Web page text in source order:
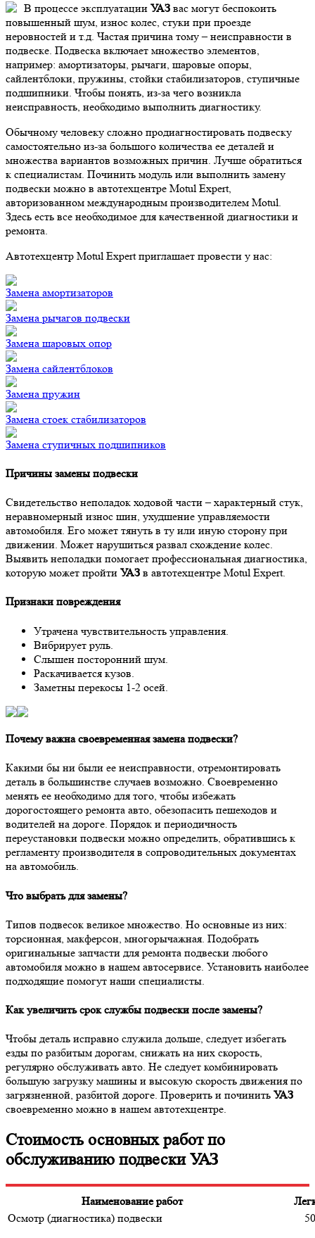
В процессе эксплуатации УАЗ вас могут беспокоить
повышенный шум, износ колес, стуки при проезде
неровностей и т.д. Частая причина тому – неисправности в
подвеске. Подвеска включает множество элементов,
например: амортизаторы, рычаги, шаровые опоры,
сайлентблоки, пружины, стойки стабилизаторов, ступичные
подшипники. Чтобы понять, из-за чего возникла
неисправность, необходимо выполнить диагностику.
Обычному человеку сложно продиагностировать подвеску
самостоятельно из-за большого количества ее деталей и
множества вариантов возможных причин. Лучше обратиться
к специалистам. Починить модуль или выполнить замену
подвески можно в автотехцентре Motul Expert,
авторизованном международным производителем Motul.
Здесь есть все необходимое для качественной диагностики и
ремонта.
Автотехцентр Motul Expert приглашает провести у нас:
Замена амортизаторов
Замена рычагов подвески
Замена шаровых опор
Замена сайлентблоков
Замена пружин
Замена стоек стабилизаторов
Замена ступичных подшипников
Причины замены подвески
Свидетельство неполадок ходовой части – характерный стук,
неравномерный износ шин, ухудшение управляемости
автомобиля. Его может тянуть в ту или иную сторону при
движении. Может нарушиться развал схождение колес.
Выявить неполадки помогает профессиональная диагностика,
которую может пройти УАЗ в автотехцентре Motul Expert.
Признаки повреждения
Утрачена чувствительность управления.
Вибрирует руль.
Слышен посторонний шум.
Раскачивается кузов.
Заметны перекосы 1-2 осей.
Почему важна своевременная замена подвески?
Какими бы ни были ее неисправности, отремонтировать
деталь в большинстве случаев возможно. Своевременно
менять ее необходимо для того, чтобы избежать
дорогостоящего ремонта авто, обезопасить пешеходов и
водителей на дороге. Порядок и периодичность
переустановки подвески можно определить, обратившись к
регламенту производителя в сопроводительных документах
на автомобиль.
Что выбрать для замены?
Типов подвесок великое множество. Но основные из них:
торсионная, макферсон, многорычажная. Подобрать
оригинальные запчасти для ремонта подвески любого
автомобиля можно в нашем автосервисе. Установить наиболее
подходящие помогут наши специалисты.
Как увеличить срок службы подвески после замены?
Чтобы деталь исправно служила дольше, следует избегать
езды по разбитым дорогам, снижать на них скорость,
регулярно обслуживать авто. Не следует комбинировать
большую загрузку машины и высокую скорость движения по
загрязненной, разбитой дороге. Проверить и починить УАЗ
своевременно можно в нашем автотехцентре.
Стоимость основных работ по
обслуживанию подвески УАЗ
Наименование работ
Осмотр (диагностика) подвески